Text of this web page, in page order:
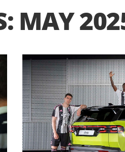
MAY